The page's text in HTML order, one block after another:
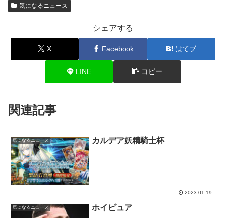
気になるニュース
シェアする
X Facebook はてブ
LINE コピー
関連記事
気になるニュース カルデア妖精騎士杯
2023.01.19
気になるニュース ホイビュア